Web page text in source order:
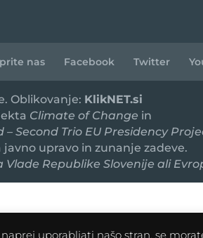
nas Facebook Twitter
Oblikovanje: KlikNET.si
Climate of Change in
Second Trio EU Presidency
upravo in zunanje zadeve.
Republike Slovenije ali
uporabljati našo stran, se